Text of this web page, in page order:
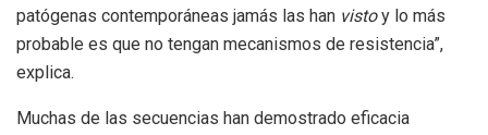
patógenas contemporáneas jamás las han vistoy lo más
probable es que no tengan mecanismos de resistencia”,
explica.
Muchas de las secuencias han demostrado eficacia